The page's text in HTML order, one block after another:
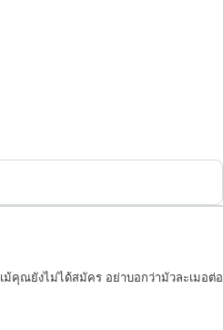
ม้คุณยังไม่ได้สมัคร อย่าบอกว่ามัวละเมอต่อ